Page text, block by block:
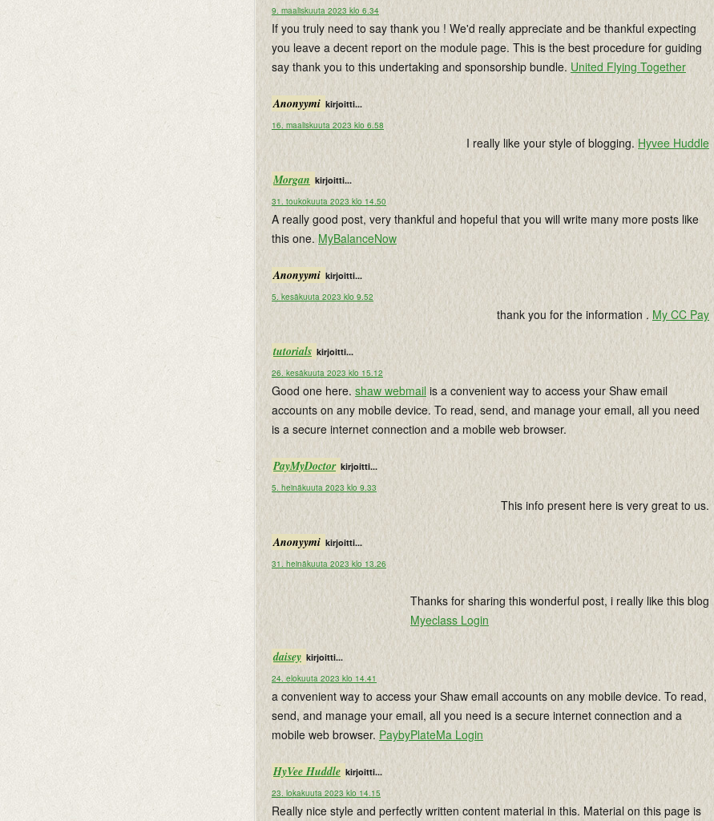
9. maaliskuuta 2023 klo 6.34
If you truly need to say thank you ! We'd really appreciate and be thankful expecting
you leave a decent report on the module page. This is the best procedure for guiding
say thank you to this undertaking and sponsorship bundle. United Flying Together
Anonyymi kirjoitti...
16. maaliskuuta 2023 klo 6.58
I really like your style of blogging. Hyvee Huddle
Morgan kirjoitti...
31. toukokuuta 2023 klo 14.50
A really good post, very thankful and hopeful that you will write many more posts like
this one. MyBalanceNow
Anonyymi kirjoitti...
5. kesäkuuta 2023 klo 9.52
thank you for the information . My CC Pay
tutorials kirjoitti...
26. kesäkuuta 2023 klo 15.12
Good one here. shaw webmail is a convenient way to access your Shaw email
accounts on any mobile device. To read, send, and manage your email, all you need
is a secure internet connection and a mobile web browser.
PayMyDoctor kirjoitti...
5. heinäkuuta 2023 klo 9.33
This info present here is very great to us.
Anonyymi kirjoitti...
31. heinäkuuta 2023 klo 13.26
Thanks for sharing this wonderful post, i really like this blog
Myeclass Login
daisey kirjoitti...
24. elokuuta 2023 klo 14.41
a convenient way to access your Shaw email accounts on any mobile device. To read,
send, and manage your email, all you need is a secure internet connection and a
mobile web browser. PaybyPlateMa Login
HyVee Huddle kirjoitti...
23. lokakuuta 2023 klo 14.15
Really nice style and perfectly written content material in this. Material on this page is